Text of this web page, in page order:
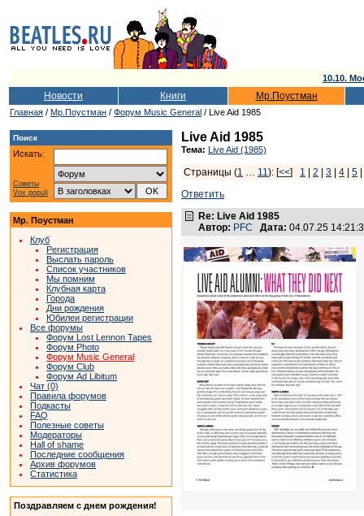
10.10.
Новости Книги Мр.Поустман
Главная / Мр.Поустман / Форум Music General / Live Aid 1985
Поиск
Искать:
Советы
Vox populi
Мр. Поустман
Клуб
Регистрация
Выслать пароль
Список участников
Мы помним
Клубная карта
Города
Дни рождения
Юбилеи регистрации
Все форумы
Форум Lost Lennon Tapes
Форум Photo
Форум Music General
Форум Club
Форум Ad Libitum
Чат (0)
Правила форумов
Подкасты
FAQ
Полезные советы
Модераторы
Hall of shame
Последние сообщения
Архив форумов
Статистика
Поздравляем с днем рождения!
Live Aid 1985
Тема: Live Aid (1985)
Страницы (1 … 11): [<<] 1 2 3 4 5
Ответить
Re: Live Aid 1985
Автор: PFC Дата: 04.07.25